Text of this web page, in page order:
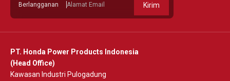
Berlangganan Kirim
PT. Honda Power Products Indonesia
(Head Office)
Kawasan Industri Pulogadung